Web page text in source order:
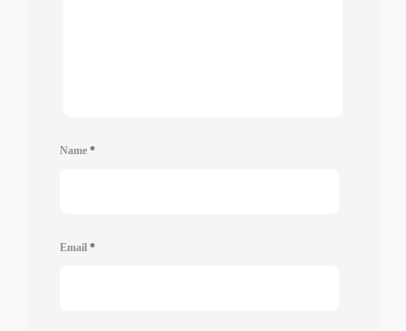
Name *
Email *